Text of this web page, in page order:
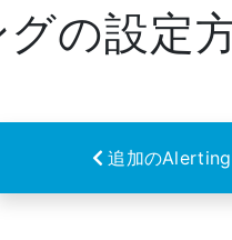
グの設定
追加の